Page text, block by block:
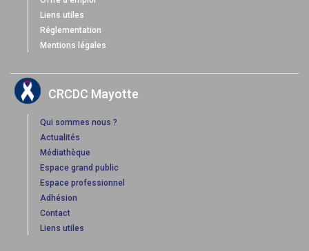
Liens utiles
Réglementation
Mentions légales
CRCDC Mayotte
Qui sommes nous ?
Actualités
Médiathèque
Espace grand public
Espace professionnel
Adhésion
Contact
Liens utiles